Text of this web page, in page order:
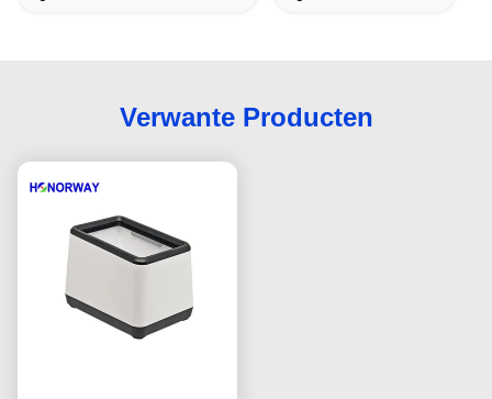
Verwante Producten